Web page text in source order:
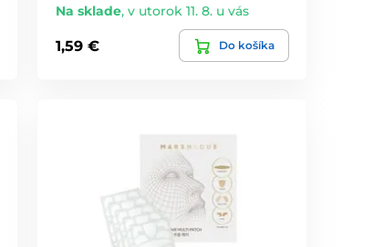
krokov v starostlivosti o pleť.
Na sklade,v utorok 11. 8. u vás
1,59 € Do košíka